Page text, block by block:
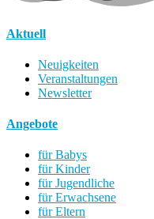
Aktuell
Neuigkeiten
Veranstaltungen
Newsletter
Angebote
für Babys
für Kinder
für Jugendliche
für Erwachsene
für Eltern